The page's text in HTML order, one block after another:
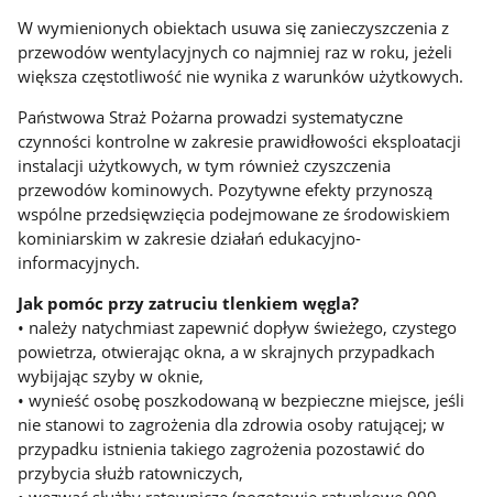
W wymienionych obiektach usuwa się zanieczyszczenia z
przewodów wentylacyjnych co najmniej raz w roku, jeżeli
większa częstotliwość nie wynika z warunków użytkowych.
Państwowa Straż Pożarna prowadzi systematyczne
czynności kontrolne w zakresie prawidłowości eksploatacji
instalacji użytkowych, w tym również czyszczenia
przewodów kominowych. Pozytywne efekty przynoszą
wspólne przedsięwzięcia podejmowane ze środowiskiem
kominiarskim w zakresie działań edukacyjno-
informacyjnych.
Jak pomóc przy zatruciu tlenkiem węgla?
• należy natychmiast zapewnić dopływ świeżego, czystego
powietrza, otwierając okna, a w skrajnych przypadkach
wybijając szyby w oknie,
• wynieść osobę poszkodowaną w bezpieczne miejsce, jeśli
nie stanowi to zagrożenia dla zdrowia osoby ratującej; w
przypadku istnienia takiego zagrożenia pozostawić do
przybycia służb ratowniczych,